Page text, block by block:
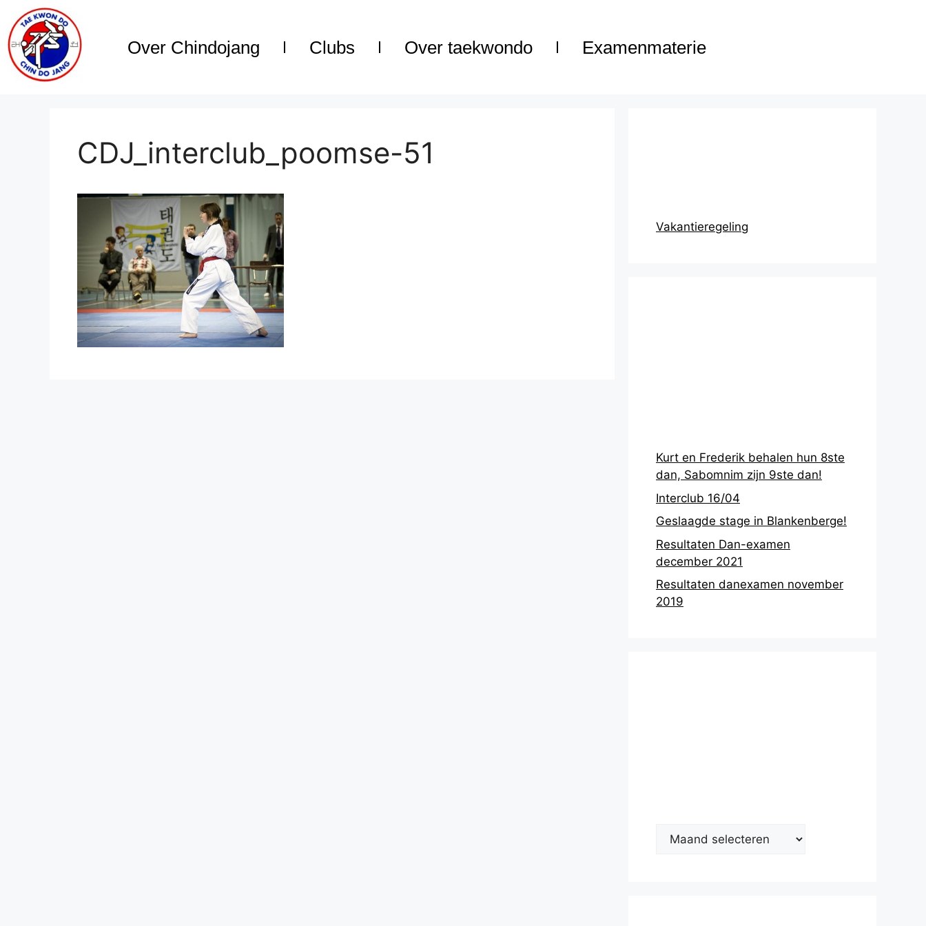
Over Chindojang Clubs Over taekwondo Examenmaterie
CDJ_interclub_poomse-51
Vakantieregeling
Kurt en Frederik behalen hun 8ste
dan, Sabomnim zijn 9ste dan!
Interclub 16/04
Geslaagde stage in Blankenberge!
Resultaten Dan-examen
december 2021
Resultaten danexamen november
2019